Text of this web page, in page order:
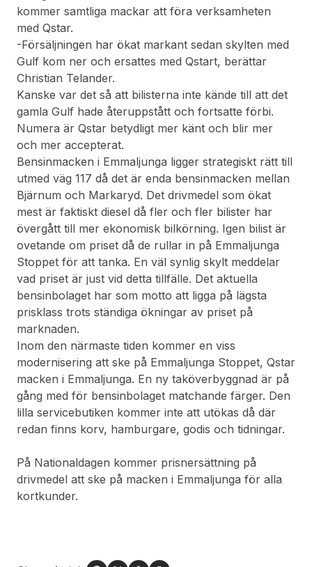
kommer samtliga mackar att föra verksamheten
med Qstar.
-Försäljningen har ökat markant sedan skylten med
Gulf kom ner och ersattes med Qstart, berättar
Christian Telander.
Kanske var det så att bilisterna inte kände till att det
gamla Gulf hade återuppstått och fortsatte förbi.
Numera är Qstar betydligt mer känt och blir mer
och mer accepterat.
Bensinmacken i Emmaljunga ligger strategiskt rätt till
utmed väg 117 då det är enda bensinmacken mellan
Bjärnum och Markaryd. Det drivmedel som ökat
mest är faktiskt diesel då fler och fler bilister har
övergått till mer ekonomisk bilkörning. Igen bilist är
ovetande om priset då de rullar in på Emmaljunga
Stoppet för att tanka. En väl synlig skylt meddelar
vad priset är just vid detta tillfälle. Det aktuella
bensinbolaget har som motto att ligga på lägsta
prisklass trots ständiga ökningar av priset på
marknaden.
Inom den närmaste tiden kommer en viss
modernisering att ske på Emmaljunga Stoppet, Qstar
macken i Emmaljunga. En ny taköverbyggnad är på
gång med för bensinbolaget matchande färger. Den
lilla servicebutiken kommer inte att utökas då där
redan finns korv, hamburgare, godis och tidningar.
På Nationaldagen kommer prisnersättning på
drivmedel att ske på macken i Emmaljunga för alla
kortkunder.